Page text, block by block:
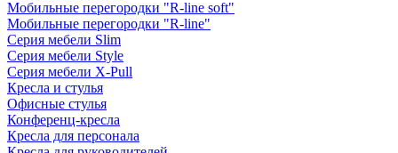
Мобильные перегородки "R-line soft"
Мобильные перегородки "R-line"
Серия мебели Slim
Серия мебели Style
Серия мебели X-Pull
Кресла и стулья
Офисные стулья
Конференц-кресла
Кресла для персонала